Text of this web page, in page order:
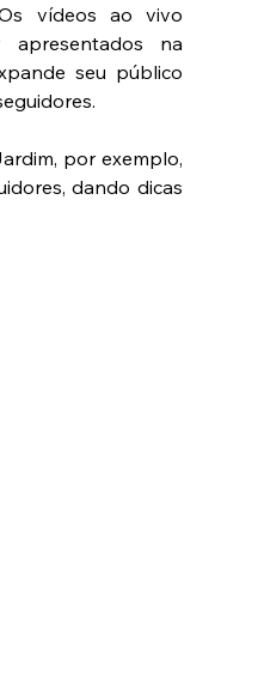
vídeos ao vivo
na
seu público
por exemplo,
dando dicas